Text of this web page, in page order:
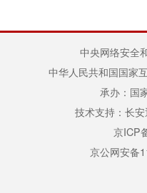
中央网络安全
中华人民共和国国家
承办：国
技术支持：长
京ICP
京公网安备